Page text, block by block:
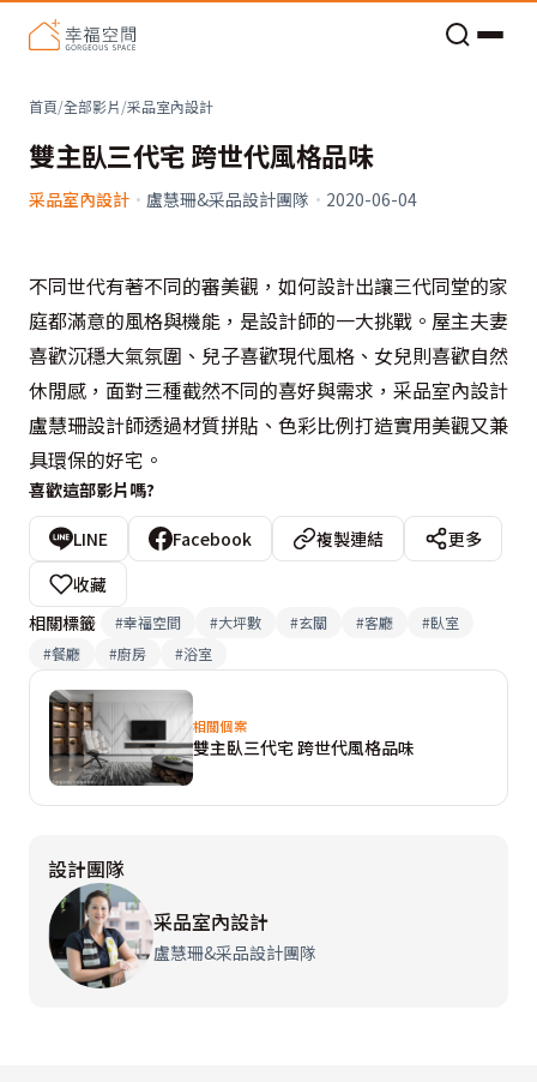
首頁/全部影片/采品室內設計
雙主臥三代宅 跨世代風格品味
采品室內設計 · 盧慧珊&采品設計團隊 · 2020-06-04
不同世代有著不同的審美觀，如何設計出讓三代同堂的家
庭都滿意的風格與機能，是設計師的一大挑戰。屋主夫妻
喜歡沉穩大氣氛圍、兒子喜歡現代風格、女兒則喜歡自然
休閒感，面對三種截然不同的喜好與需求，采品室內設計
盧慧珊設計師透過材質拼貼、色彩比例打造實用美觀又兼
具環保的好宅。
喜歡這部影片嗎?
LINE Facebook 複製連結
更多
收藏
相關標籤
#幸福空間 #大坪數 #玄關 #客廳 #臥室
#餐廳 #廚房 #浴室
相關個案
雙主臥三代宅 跨世代風格品味
設計團隊
采品室內設計
盧慧珊&采品設計團隊